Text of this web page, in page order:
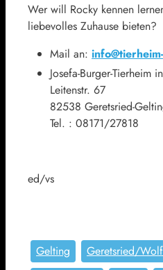
Wer will Rocky kennen
liebevolles Zuhause bieten?
Mail an:
Josefa-Burger-Tierheim
Leitenstr. 67
82538 Geretsried-
Tel. : 08171/27818
ed/vs
Gelting
Geretsried/